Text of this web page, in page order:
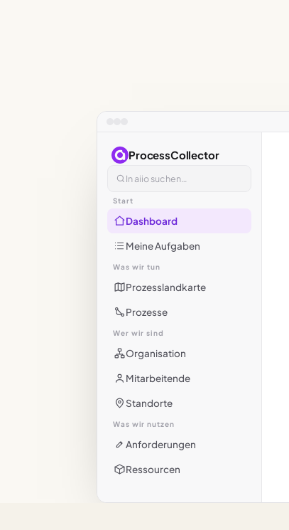
ProcessCollector
In aiio suchen…
Start
Dashboard
Meine Aufgaben
Was wir tun
Prozesslandkarte
Prozesse
Wer wir sind
Organisation
Mitarbeitende
Standorte
Was wir nutzen
Anforderungen
Ressourcen